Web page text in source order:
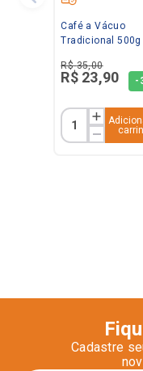
Café a Vácuo
Tradicional 500g
R$ 35,00
R$ 23,90 -
Cadastre